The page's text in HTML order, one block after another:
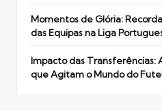
Momentos de Glória:
das Equipas na Liga
Impacto das Transferências:
que Agitam o Mundo do